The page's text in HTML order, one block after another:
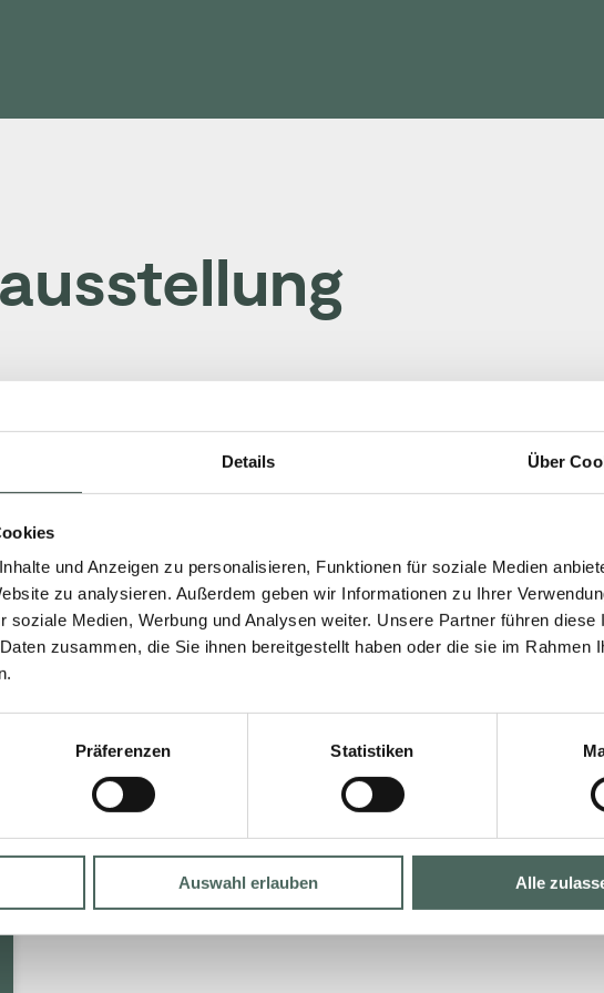
Details Über
und Anzeigen zu personalisieren, Funktionen für soziale Medien
zu analysieren. Außerdem geben wir Informationen zu Ihrer
soziale Medien, Werbung und Analysen weiter. Unsere Partner führen diese
zusammen, die Sie ihnen bereitgestellt haben oder die sie im Rahmen
Präferenzen Statistiken
Auswahl erlauben Alle